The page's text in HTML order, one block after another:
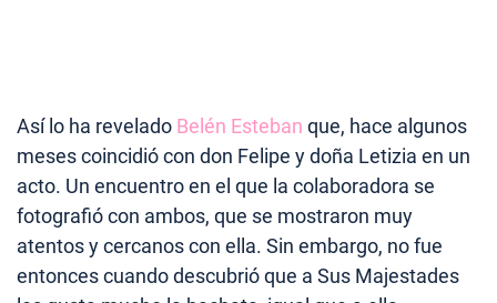
Así lo ha revelado Belén Esteban que, hace algunos
meses coincidió con don Felipe y doña Letizia en un
acto. Un encuentro en el que la colaboradora se
fotografió con ambos, que se mostraron muy
atentos y cercanos con ella. Sin embargo, no fue
entonces cuando descubrió que a Sus Majestades